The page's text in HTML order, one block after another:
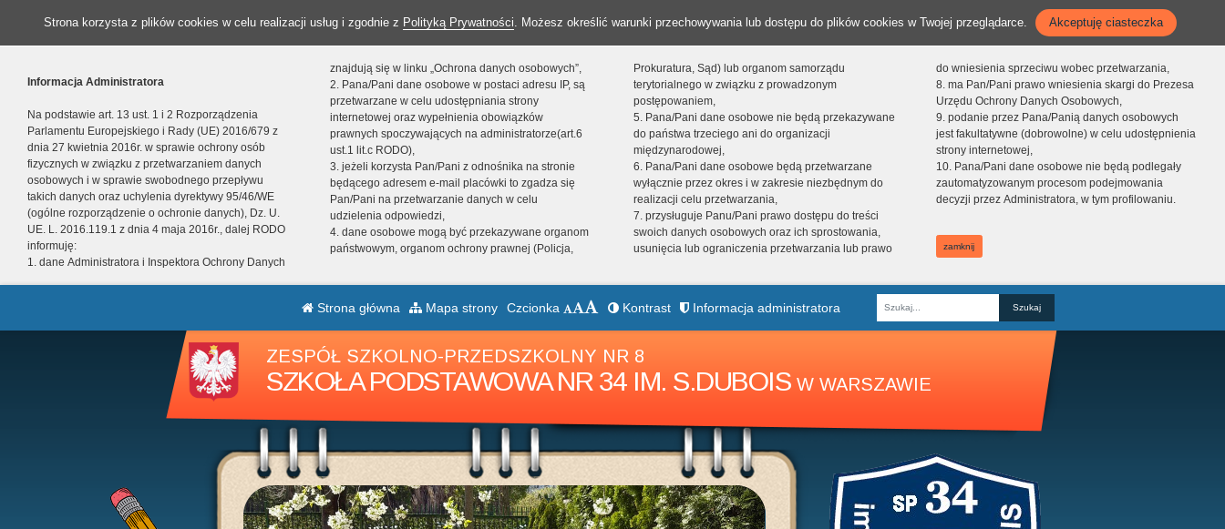
Strona korzysta z plików cookies w celu realizacji usług i zgodnie z Polityką Prywatności. Możesz określić warunki przechowywania lub dostępu do plików cookies w Twojej przeglądarce. Akceptuję ciasteczka
Informacja Administratora
Na podstawie art. 13 ust. 1 i 2 Rozporządzenia
Parlamentu Europejskiego i Rady (UE) 2016/679 z
dnia 27 kwietnia 2016r. w sprawie ochrony osób
fizycznych w związku z przetwarzaniem danych
osobowych i w sprawie swobodnego przepływu
takich danych oraz uchylenia dyrektywy 95/46/WE
(ogólne rozporządzenie o ochronie danych), Dz. U.
UE. L. 2016.119.1 z dnia 4 maja 2016r., dalej RODO
informuję:
1. dane Administratora i Inspektora Ochrony Danych
znajdują się w linku „Ochrona danych osobowych”,
2. Pana/Pani dane osobowe w postaci adresu IP, są
przetwarzane w celu udostępniania strony
internetowej oraz wypełnienia obowiązków
prawnych spoczywających na administratorze(art.6
ust.1 lit.c RODO),
3. jeżeli korzysta Pan/Pani z odnośnika na stronie
będącego adresem e-mail placówki to zgadza się
Pan/Pani na przetwarzanie danych w celu
udzielenia odpowiedzi,
4. dane osobowe mogą być przekazywane organom
państwowym, organom ochrony prawnej (Policja,
Prokuratura, Sąd) lub organom samorządu
terytorialnego w związku z prowadzonym
postępowaniem,
5. Pana/Pani dane osobowe nie będą przekazywane
do państwa trzeciego ani do organizacji
międzynarodowej,
6. Pana/Pani dane osobowe będą przetwarzane
wyłącznie przez okres i w zakresie niezbędnym do
realizacji celu przetwarzania,
7. przysługuje Panu/Pani prawo dostępu do treści
swoich danych osobowych oraz ich sprostowania,
usunięcia lub ograniczenia przetwarzania lub prawo
do wniesienia sprzeciwu wobec przetwarzania,
8. ma Pan/Pani prawo wniesienia skargi do Prezesa
Urzędu Ochrony Danych Osobowych,
9. podanie przez Pana/Panią danych osobowych
jest fakultatywne (dobrowolne) w celu udostępnienia
strony internetowej,
10. Pana/Pani dane osobowe nie będą podlegały
zautomatyzowanym procesom podejmowania
decyzji przez Administratora, w tym profilowaniu.
zamknij
Strona główna Mapa strony Czcionka Kontrast Informacja administratora
Fraza
ZESPÓŁ SZKOLNO-PRZEDSZKOLNY NR 8
SZKOŁA PODSTAWOWA NR 34 IM. S.DUBOIS W WARSZAWIE